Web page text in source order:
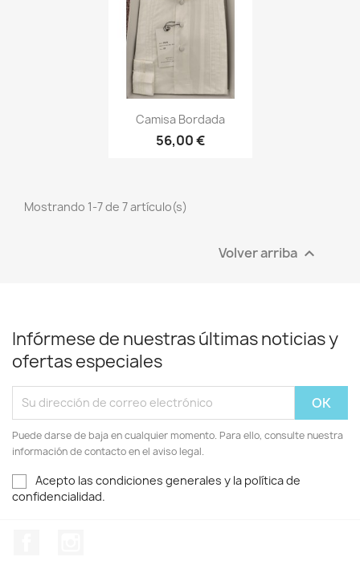
Vista rápida
Camisa Bordada
56,00 €
Mostrando 1-7 de 7 artículo(s)
Volver arriba 
Infórmese de nuestras últimas noticias y
ofertas especiales
Puede darse de baja en cualquier momento. Para ello, consulte nuestra
información de contacto en el aviso legal.
Acepto las condiciones generales y la política de
confidencialidad.